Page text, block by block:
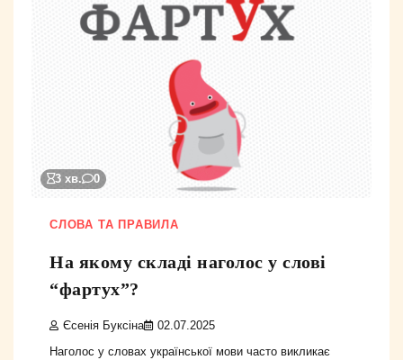
3 хв. 0
СЛОВА ТА ПРАВИЛА
На якому складі наголос у слові
“фартух”?
Єсенія Буксіна 02.07.2025
Наголос у словах української мови часто викликає